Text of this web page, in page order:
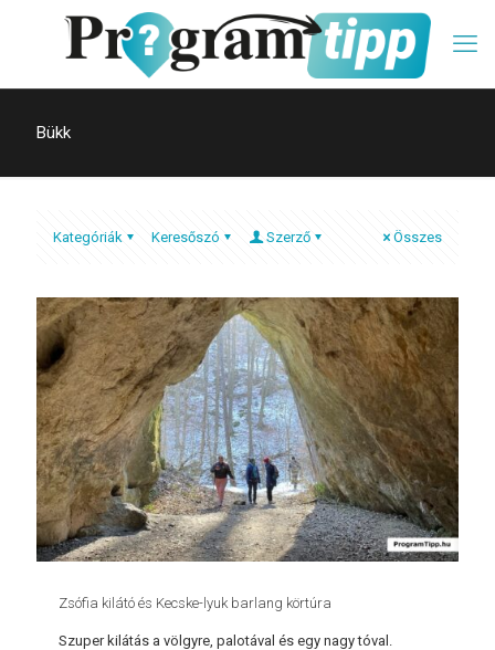
Bükk
Kategóriák Keresőszó Szerző Összes
Zsófia kilátó és Kecske-lyuk barlang körtúra
Szuper kilátás a völgyre, palotával és egy nagy tóval.